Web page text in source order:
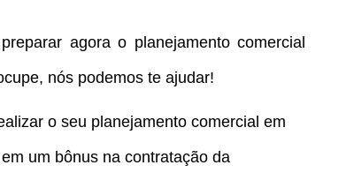
agora o planejamento comercial
nós podemos te ajudar!
o seu planejamento comercial em
um bônus na contratação da